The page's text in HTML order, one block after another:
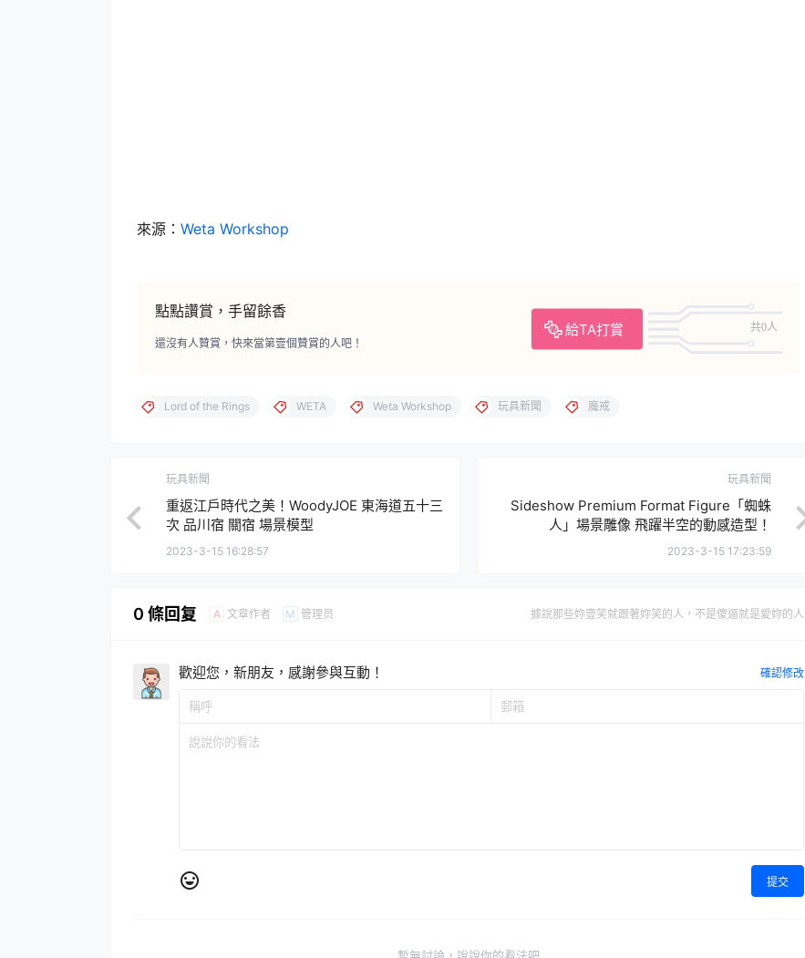
來源： Weta Workshop
點點讚賞，手留餘香
給TA打賞 共0人
還沒有人贊賞，快來當第壹個贊賞的人吧！
Lord of the Rings WETA Weta Workshop 玩具新聞 魔戒
玩具新聞
重返江戶時代之美！WoodyJOE 東海道五十三
次 品川宿 關宿 場景模型
2023-3-15 16:28:57
玩具新聞
Sideshow Premium Format Figure「蜘蛛
人」場景雕像 飛躍半空的動感造型！
2023-3-15 17:23:59
0 條回复 A 文章作者 M 管理员 據說那些妳壹笑就跟著妳笑的人，不是傻逼就是愛妳的人
歡迎您，新朋友，感謝參與互動！ 確認修改
提交